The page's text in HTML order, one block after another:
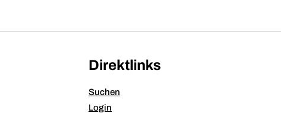
Direktlinks
Suchen
Login